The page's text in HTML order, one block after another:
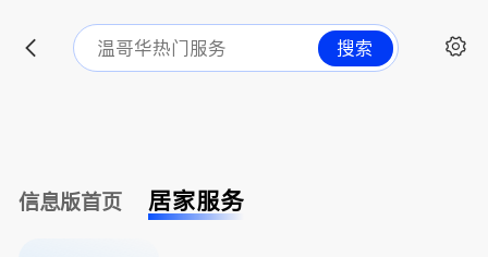
搜索
信息版首页 居家服务